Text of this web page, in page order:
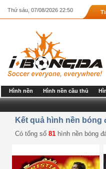
Thứ sáu, 07/08/2026 22:50
Hình nền Hình nền cầu thủ
Kết quả hình nền
Có tổng số 81 hình nền bóng